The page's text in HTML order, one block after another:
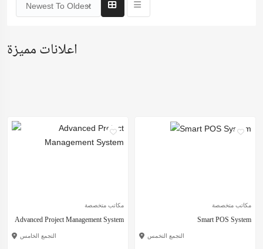
Newest To Oldest
اعلانات مميزة
مكاتب متخصصة
Advanced Project Management System
التجمع الخامس
مكاتب متخصصة
Smart POS System
التجمع التخمس